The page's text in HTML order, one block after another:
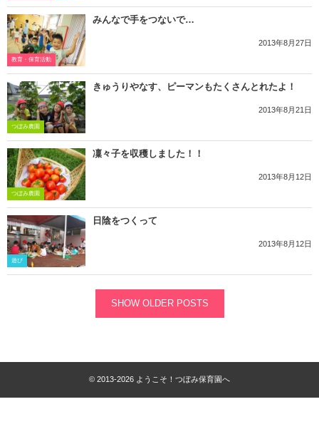
教育・保育活動
みんなで手をつないで…
2013年8月27日
つぼみ農園
きゅうりやなす、ピーマンもたくさんとれたよ！
2013年8月21日
つぼみ農園
凜々子を収穫しました！！
2013年8月12日
遊び
日陰をつくって
2013年8月12日
SHOW OLDER POSTS
© 2013-2026 ようこそ！つぼみ保育園へ